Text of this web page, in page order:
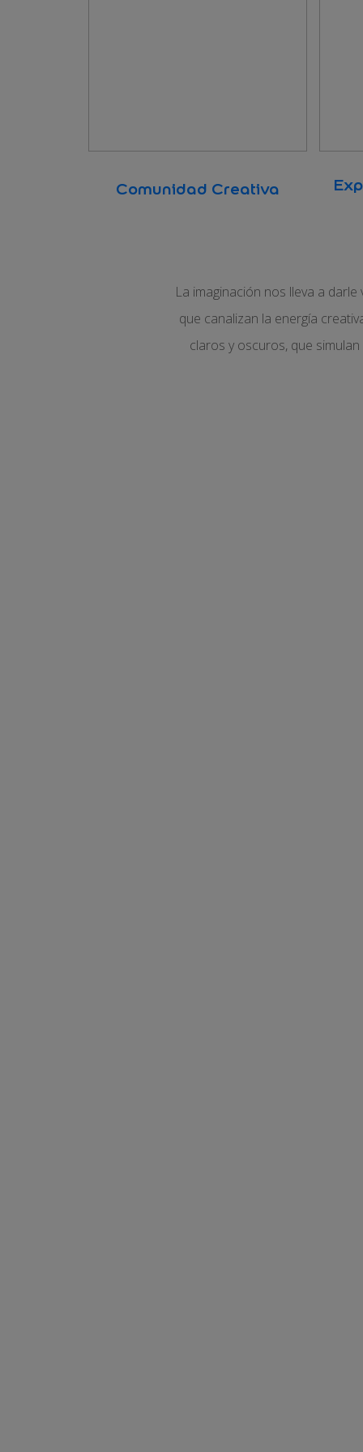
Comunidad Creativa
La imaginación nos lleva a
que canalizan la energía
claros y oscuros, que